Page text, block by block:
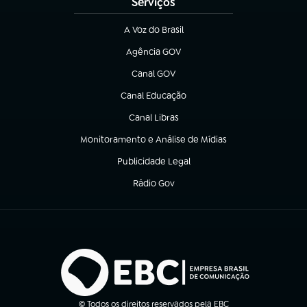
A Voz do Brasil
(abre em nova aba)
Agência GOV
(abre em nova aba)
Canal GOV
(abre em nova aba)
Canal Educação
(abre em nova aba)
Canal Libras
(abre em nova aba)
Monitoramento e Análise de Mídias
(abre em nova aba)
Publicidade Legal
(abre em nova aba)
Rádio Gov
(abre em nova aba)
© Todos os direitos reservados pela EBC